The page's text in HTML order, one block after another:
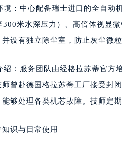
境：中心配备瑞士进口的全自动
300米水深压力）、高倍体视显
设有独立除尘室，防止灰尘微
绍：服务团队由经格拉苏蒂官方
师曾赴德国格拉苏蒂工厂接受封
够处理各类机芯故障。技师定
识与日常使用